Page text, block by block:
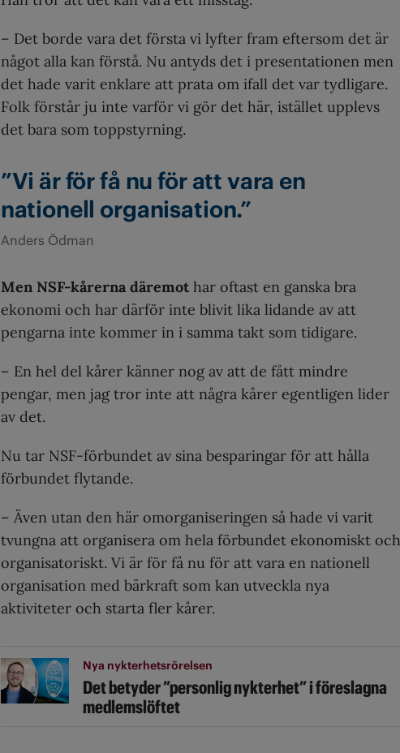
– Det borde vara det första vi lyfter fram eftersom det är
något alla kan förstå. Nu antyds det i presentationen men
det hade varit enklare att prata om ifall det var tydligare.
Folk förstår ju inte varför vi gör det här, istället upplevs
det bara som toppstyrning.
”Vi är för få nu för att vara en
nationell organisation.”
Anders Ödman
Men NSF-kårerna däremothar oftast en ganska bra
ekonomi och har därför inte blivit lika lidande av att
pengarna inte kommer in i samma takt som tidigare.
– En hel del kårer känner nog av att de fått mindre
pengar, men jag tror inte att några kårer egentligen lider
av det.
Nu tar NSF-förbundet av sina besparingar för att hålla
förbundet flytande.
– Även utan den här omorganiseringen så hade vi varit
tvungna att organisera om hela förbundet ekonomiskt och
organisatoriskt. Vi är för få nu för att vara en nationell
organisation med bärkraft som kan utveckla nya
aktiviteter och starta fler kårer.
Nya nykterhetsrörelsen
Det betyder ”personlig nykterhet” i föreslagna
medlemslöftet